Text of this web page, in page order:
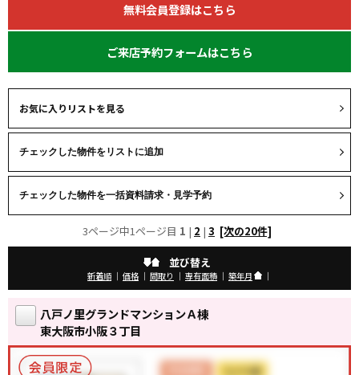
無料会員登録はこちら
ご来店予約フォームはこちら
お気に入りリストを見る
3ページ中1ページ目 1 | 2 | 3 [次の20件]
並び替え
新着順 ｜ 価格 ｜ 間取り ｜ 専有面積 ｜ 築年月 ｜
八戸ノ里グランドマンションＡ棟
東大阪市小阪３丁目